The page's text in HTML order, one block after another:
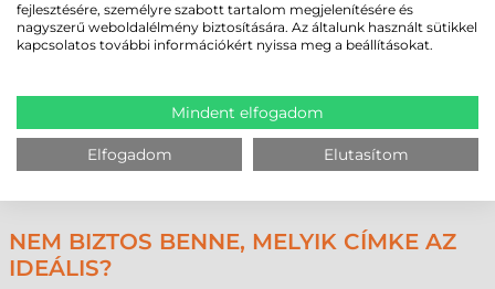
Ajánlott Feltételes
Nem ajánlott
Alacsony felületi energiájú Enyhén érdes
Jeges, deres felület
burkolatok
Festett fémfelületek
Enyhén poros
környezet
ellátott anyagok
Üveg és lakkozott felületek korábban olajos
Erősen szennyezett,
NEM BIZTOS BENNE, MELYIK CÍMKE AZ
IDEÁLIS?
fejlesztésére, személyre szabott tartalom megjelenítésére és
nagyszerű weboldalélmény biztosítására. Az általunk használt sütikkel
kapcsolatos további információkért nyissa meg a beállításokat.
Mindent elfogadom
Elfogadom Elutasítom